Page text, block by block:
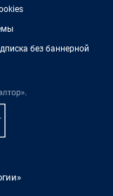
без баннерной